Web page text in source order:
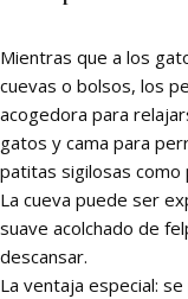
Mientras que a los
cuevas o bolsos, los
acogedora para
gatos y cama para
patitas sigilosas como
La cueva puede ser
suave acolchado de
descansar.
La ventaja especial: